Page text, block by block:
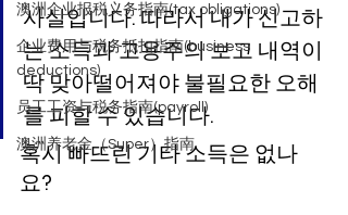
澳洲企业报税义务指南(tax obligations)
企业费用与税务抵扣指南(business
deductions)
员工工资与税务指南(payroll)
澳洲养老金（Super）指南
사실입니다. 따라서 내가 신고하
는 소득과 고용주의 보고 내역이
딱 맞아떨어져야 불필요한 오해
를 피할 수 있습니다.
혹시 빠뜨린 기타 소득은 없나
요?